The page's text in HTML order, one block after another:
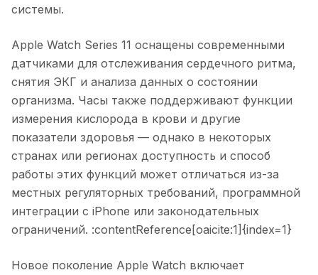
системы.
Apple Watch Series 11 оснащены современными
датчиками для отслеживания сердечного ритма,
снятия ЭКГ и анализа данных о состоянии
организма. Часы также поддерживают функции
измерения кислорода в крови и другие
показатели здоровья — однако в некоторых
странах или регионах доступность и способ
работы этих функций может отличаться из-за
местных регуляторных требований, программной
интеграции с iPhone или законодательных
ограничений. :contentReference[oaicite:1]{index=1}
Новое поколение Apple Watch включает